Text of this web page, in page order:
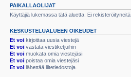
PAIKALLAOLIJAT
Käyttäjiä lukemassa tätä aluetta: Ei
KESKUSTELUALUEEN OIKEUDET
Et voi kirjoittaa uusia viestejä
Et voi vastata viestiketjuihin
Et voi muokata omia viestejäsi
Et voi poistaa omia viestejäsi
Et voi lähettää liitetiedostoja.